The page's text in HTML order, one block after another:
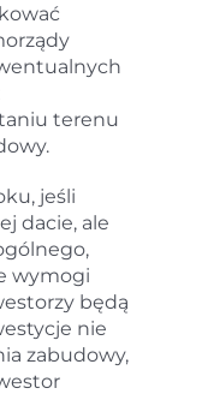
terenu
jeśli
dacie, ale
wymogi
będą
nie
zabudowy,